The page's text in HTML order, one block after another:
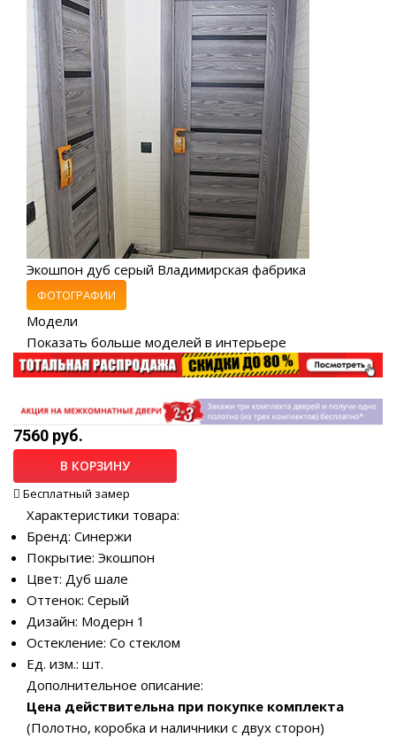
Экошпон дуб серый Владимирская фабрика
ФОТОГРАФИИ
Модели
Показать больше моделей в интерьере
7560 руб.
В КОРЗИНУ
Бесплатный замер
Характеристики товара:
Бренд: Синержи
Покрытие: Экошпон
Цвет: Дуб шале
Оттенок: Серый
Дизайн: Модерн 1
Остекление: Со стеклом
Ед. изм.: шт.
Дополнительное описание:
Цена действительна при покупке комплекта
(Полотно, коробка и наличники с двух сторон)